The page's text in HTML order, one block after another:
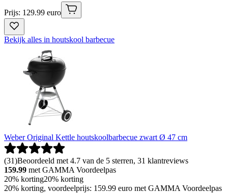
Prijs: 129.99 euro
Bekijk alles in houtskool barbecue
Weber Original Kettle houtskoolbarbecue zwart Ø 47 cm
(31)Beoordeeld met 4.7 van de 5 sterren, 31 klantreviews
159.99 met GAMMA Voordeelpas
20% korting20% korting
20% korting, voordeelprijs: 159.99 euro met GAMMA Voordeelpas